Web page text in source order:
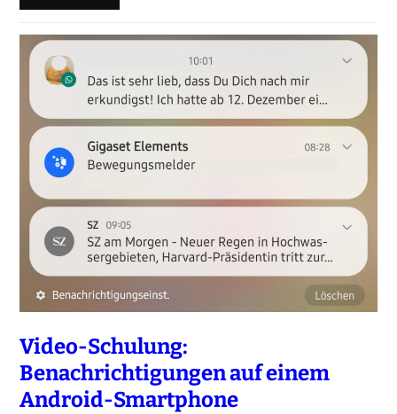
Video-Schulung:
Benachrichtigungen auf einem
Android-Smartphone